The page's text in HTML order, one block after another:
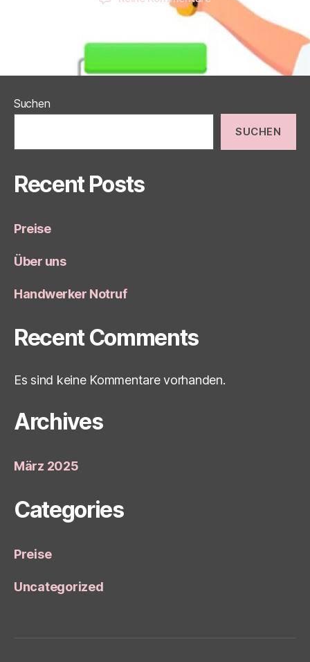
Handwerker
Notruf
Suchen
SUCHEN
Recent Posts
Preise
Über uns
Handwerker Notruf
Recent Comments
Es sind keine Kommentare vorhanden.
Archives
März 2025
Categories
Preise
Uncategorized